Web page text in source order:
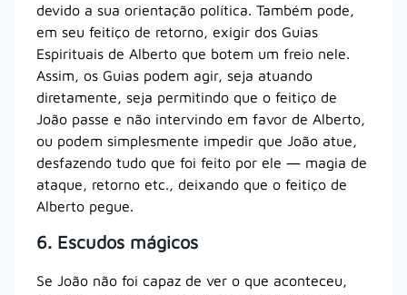
devido a sua orientação política. Também pode,
em seu feitiço de retorno, exigir dos Guias
Espirituais de Alberto que botem um freio nele.
Assim, os Guias podem agir, seja atuando
diretamente, seja permitindo que o feitiço de
João passe e não intervindo em favor de Alberto,
ou podem simplesmente impedir que João atue,
desfazendo tudo que foi feito por ele ― magia de
ataque, retorno etc., deixando que o feitiço de
Alberto pegue.
6. Escudos mágicos
Se João não foi capaz de ver o que aconteceu,